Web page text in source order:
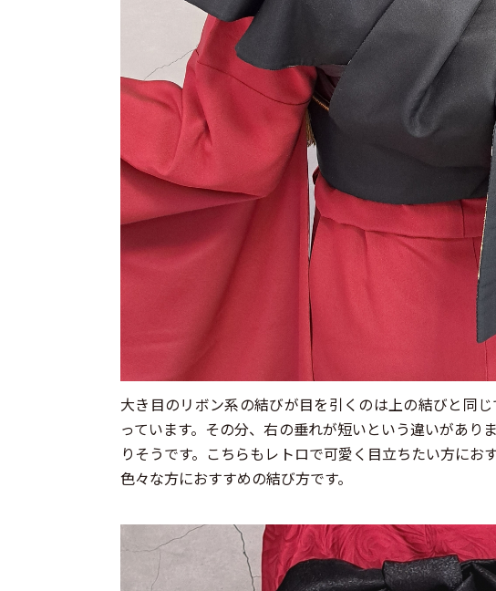
大き目のリボン系の結びが目を引くのは上の結びと同
っています。その分、右の垂れが短いという違いがあり
りそうです。こちらもレトロで可愛く目立ちたい方にお
色々な方におすすめの結び方です。